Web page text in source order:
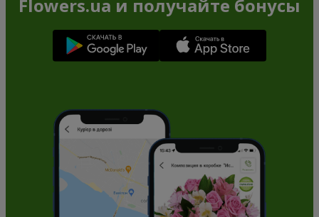
Flowers.ua и получайте бонусы